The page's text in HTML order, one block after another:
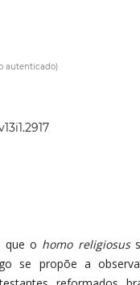
autenticado)
que o homo religiosus
se propõe a